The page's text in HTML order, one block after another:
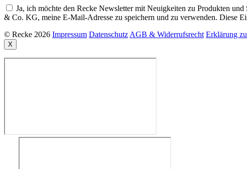
Ja, ich möchte den Recke Newsletter mit Neuigkeiten zu Produkten
& Co. KG, meine E-Mail-Adresse zu speichern und zu verwenden. Diese
© Recke 2026 Impressum Datenschutz AGB & Widerrufsrecht Erklärung
X